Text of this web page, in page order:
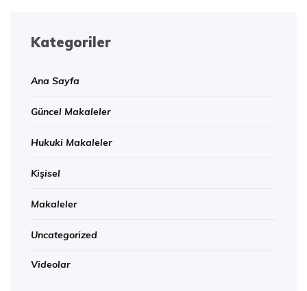
Kategoriler
Ana Sayfa
Güncel Makaleler
Hukuki Makaleler
Kişisel
Makaleler
Uncategorized
Videolar